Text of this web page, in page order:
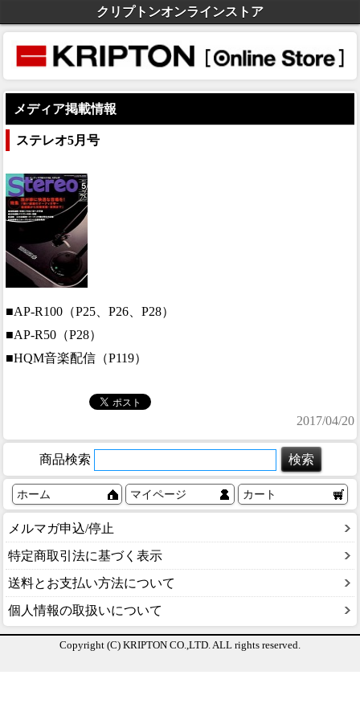
クリプトンオンラインストア
メディア掲載情報
ステレオ5月号
■AP-R100（P25、P26、P28）
■AP-R50（P28）
■HQM音楽配信（P119）
2017/04/20
商品検索
ホーム マイページ カート
メルマガ申込/停止
特定商取引法に基づく表示
送料とお支払い方法について
個人情報の取扱いについて
Copyright (C) KRIPTON CO.,LTD. ALL rights reserved.